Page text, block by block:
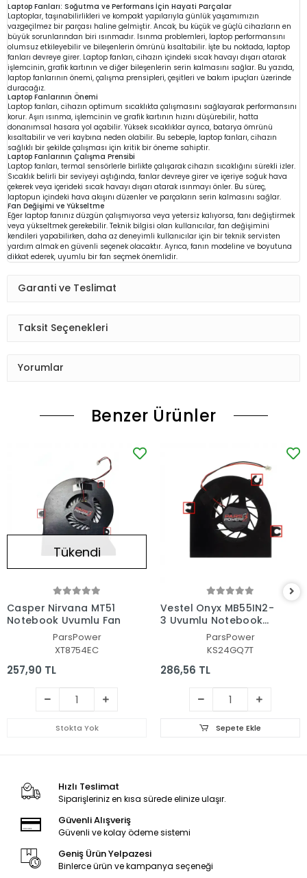
Laptop Fanları: Soğutma ve Performans İçin Hayati Parçalar
Laptoplar, taşınabilirlikleri ve kompakt yapılarıyla günlük yaşamımızın
vazgeçilmez bir parçası haline gelmiştir. Ancak, bu küçük ve güçlü cihazların en
büyük sorunlarından biri ısınmadır. Isınma problemleri, laptop performansını
olumsuz etkileyebilir ve bileşenlerin ömrünü kısaltabilir. İşte bu noktada, laptop
fanları devreye girer. Laptop fanları, cihazın içindeki sıcak havayı dışarı atarak
işlemcinin, grafik kartının ve diğer bileşenlerin serin kalmasını sağlar. Bu yazıda,
laptop fanlarının önemi, çalışma prensipleri, çeşitleri ve bakım ipuçları üzerinde
duracağız.
Laptop Fanlarının Önemi
Laptop fanları, cihazın optimum sıcaklıkta çalışmasını sağlayarak performansını
korur. Aşırı ısınma, işlemcinin ve grafik kartının hızını düşürebilir, hatta
donanımsal hasara yol açabilir. Yüksek sıcaklıklar ayrıca, batarya ömrünü
kısaltabilir ve veri kaybına neden olabilir. Bu sebeple, laptop fanları, cihazın
sağlıklı bir şekilde çalışması için kritik bir öneme sahiptir.
Laptop Fanlarının Çalışma Prensibi
Laptop fanları, termal sensörlerle birlikte çalışarak cihazın sıcaklığını sürekli izler.
Sıcaklık belirli bir seviyeyi aştığında, fanlar devreye girer ve içeriye soğuk hava
çekerek veya içerideki sıcak havayı dışarı atarak ısınmayı önler. Bu süreç,
laptopun içindeki hava akışını düzenler ve parçaların serin kalmasını sağlar.
Fan Değişimi ve Yükseltme
Eğer laptop fanınız düzgün çalışmıyorsa veya yetersiz kalıyorsa, fanı değiştirmek
veya yükseltmek gerekebilir. Teknik bilgisi olan kullanıcılar, fan değişimini
kendileri yapabilirken, daha az deneyimli kullanıcılar için bir teknik servisten
yardım almak en güvenli seçenek olacaktır. Ayrıca, fanın modeline ve boyutuna
dikkat ederek, uyumlu bir fan seçmek önemlidir.
Garanti ve Teslimat
Taksit Seçenekleri
Yorumlar
Benzer Ürünler
Tükendi
Casper Nirvana MT51
Notebook Uyumlu Fan
ParsPower
XT8754EC
257,90 TL
Stokta Yok
Vestel Onyx MB55IN2-
3 Uyumlu Notebook
ParsPower
KS24GQ7T
286,56 TL
Sepete Ekle
Hızlı Teslimat
Siparişleriniz en kısa sürede elinize ulaşır.
Güvenli Alışveriş
Güvenli ve kolay ödeme sistemi
Geniş Ürün Yelpazesi
Binlerce ürün ve kampanya seçeneği